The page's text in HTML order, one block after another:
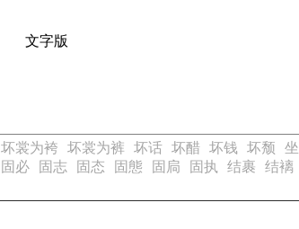
文字版
坏裳为袴 坏裳为裤 坏话 坏醋 坏钱 坏颓 坐
固必
固志 固态 固態 固扃 固执 结裹 结褵